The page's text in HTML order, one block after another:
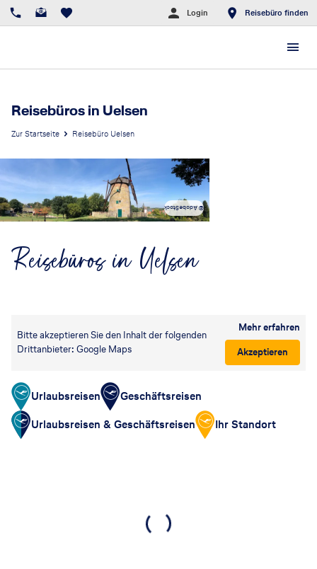
Login Reisebüro finden
Reisebüros in Uelsen
Zur Startseite Reisebüro Uelsen
© AdobeStock
Reisebüros in Uelsen
Bitte akzeptieren Sie den Inhalt der folgenden
Drittanbieter: Google Maps
Mehr erfahren
Akzeptieren
Urlaubsreisen
Geschäftsreisen
Urlaubsreisen & Geschäftsreisen
Ihr Standort